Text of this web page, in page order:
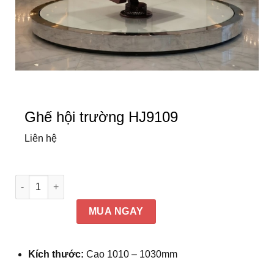
Ghế hội trường HJ9109
Liên hệ
Ghế hội trường HJ9109 số lượng
MUA NGAY
Kích thước: Cao 1010 – 1030mm